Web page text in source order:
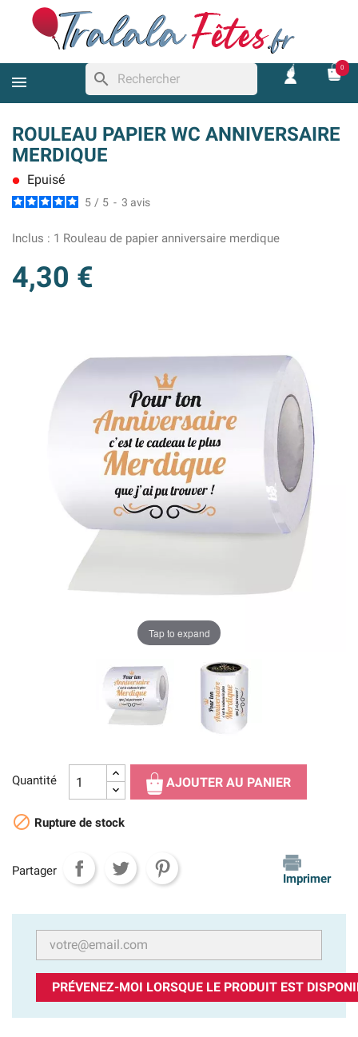
search
0
ROULEAU PAPIER WC ANNIVERSAIRE
MERDIQUE
lens Epuisé
5 / 5 - 3 avis
Inclus : 1 Rouleau de papier anniversaire merdique
4,30 €
Tap to expand
Quantité AJOUTER AU PANIER
 Rupture de stock
Partager
Imprimer
PRÉVENEZ-MOI LORSQUE LE PRODUIT EST